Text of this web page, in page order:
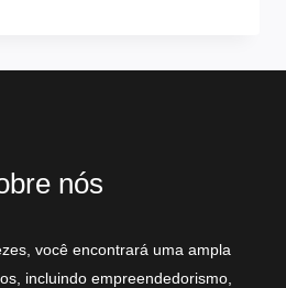
nós
você encontrará uma ampla
incluindo empreendedorismo,